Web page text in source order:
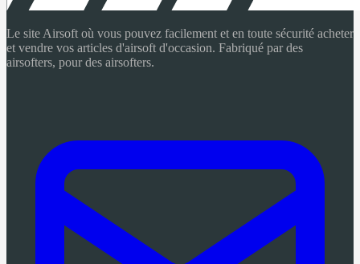
Le site Airsoft où vous pouvez facilement et en toute sécurité acheter
et vendre vos articles d'airsoft d'occasion. Fabriqué par des
airsofters, pour des airsofters.